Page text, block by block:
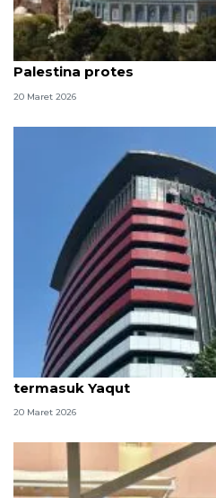
Israel larang Shalat Idul
Palestina protes
20 Maret 2026
KPK fasilitasi 67 tahanan
termasuk Yaqut
20 Maret 2026